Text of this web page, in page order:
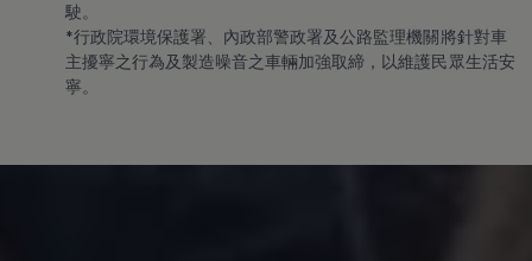
駛。
*行政院環境保護署、內政部警政署及公路監理機關將針對車
主擾寧之行為及製造噪音之車輛加強取締，以維護民眾生活安
寧。